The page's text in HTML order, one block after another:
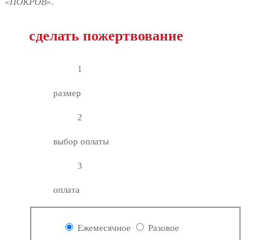
«ПОКРОВ».
сделать пожертвование
1
размер
2
выбор оплаты
3
оплата
Ежемесячное Разовое